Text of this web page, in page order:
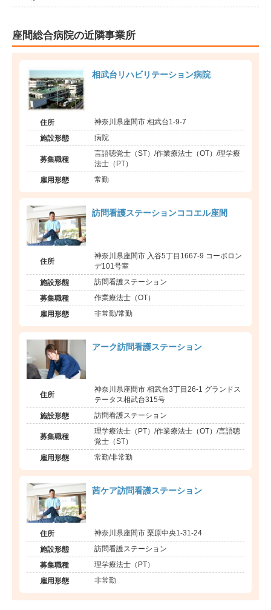
座間総合病院の近隣事業所
相武台リハビリテーション病院
住所 神奈川県座間市 相武台1-9-7
施設形態 病院
募集職種
言語聴覚士（ST）/作業療法士（OT）/理学療
法士（PT）
雇用形態 常勤
訪問看護ステーションココエル座間
住所
神奈川県座間市 入谷5丁目1667-9 コーポロン
デ101号室
施設形態 訪問看護ステーション
募集職種 作業療法士（OT）
雇用形態 非常勤/常勤
アーク訪問看護ステーション
住所
神奈川県座間市 相武台3丁目26-1 グランドス
テータス相武台315号
施設形態 訪問看護ステーション
募集職種
理学療法士（PT）/作業療法士（OT）/言語聴
覚士（ST）
雇用形態 常勤/非常勤
茜ケア訪問看護ステーション
住所 神奈川県座間市 栗原中央1-31-24
施設形態 訪問看護ステーション
募集職種 理学療法士（PT）
雇用形態 非常勤